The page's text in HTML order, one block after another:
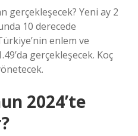
gerçekleşecek? Yeni ay 2
10 derecede
enlem ve
gerçekleşecek. Koç
2024’te